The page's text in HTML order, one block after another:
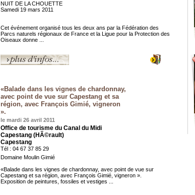
NUIT DE LA CHOUETTE
Samedi 19 mars 2011
Cet événement organisé tous les deux ans par la Fédération des
Parcs naturels régionaux de France et la Ligue pour la Protection des
Oiseaux donne ...
«Balade dans les vignes de chardonnay,
avec point de vue sur Capestang et sa
région, avec François Gimié, vigneron
».
le mardi 26 avril 2011
Office de tourisme du Canal du Midi
Capestang (HÃ©rault)
Capestang
Tél : 04 67 37 85 29
Domaine Moulin Gimié
«Balade dans les vignes de chardonnay, avec point de vue sur
Capestang et sa région, avec François Gimié, vigneron ».
Exposition de peintures, fossiles et vestiges ...